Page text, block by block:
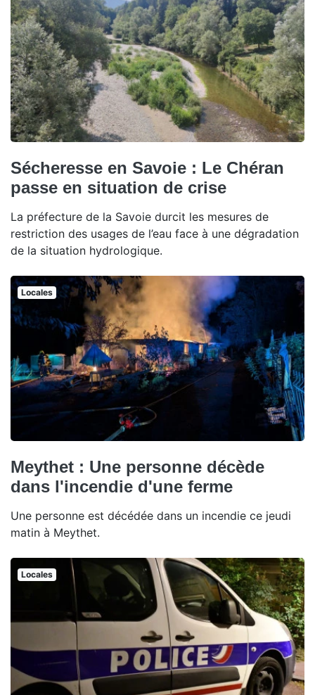
Sécheresse en Savoie : Le Chéran
passe en situation de crise
La préfecture de la Savoie durcit les mesures de
restriction des usages de l’eau face à une dégradation
de la situation hydrologique.
Locales
Meythet : Une personne décède
dans l'incendie d'une ferme
Une personne est décédée dans un incendie ce jeudi
matin à Meythet.
Locales